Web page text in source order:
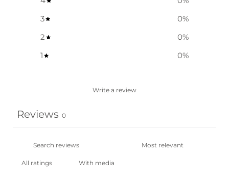
3
0%
2
0%
1
0%
Write a review
Reviews 0
With media